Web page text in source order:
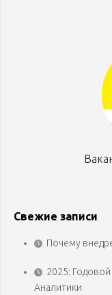
Свежие записи
Почему
2025: Годовой
Аналитики